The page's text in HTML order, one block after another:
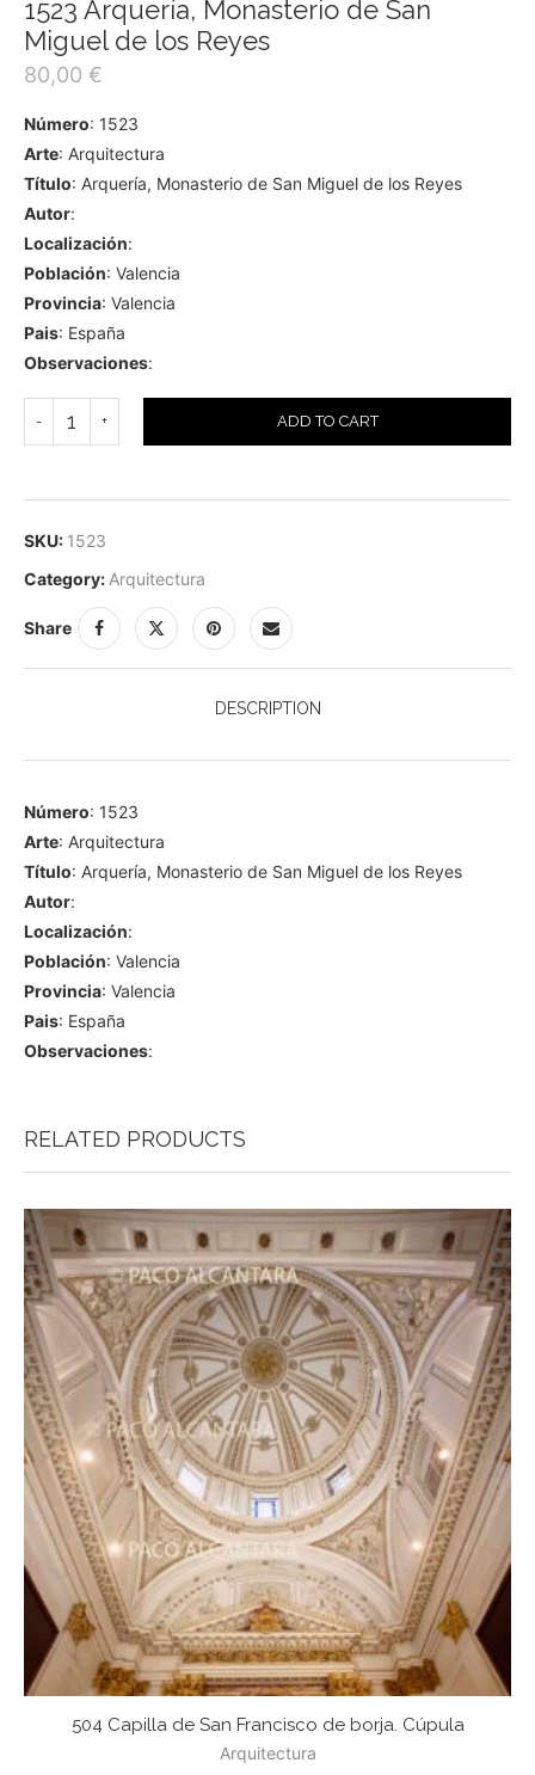
1523 Arquería, Monasterio de San
Miguel de los Reyes
80,00 €
Número: 1523
Arte: Arquitectura
Título: Arquería, Monasterio de San Miguel de los Reyes
Autor:
Localización:
Población: Valencia
Provincia: Valencia
Pais: España
Observaciones:
ADD TO CART
SKU: 1523
Category: Arquitectura
Share
DESCRIPTION
Número: 1523
Arte: Arquitectura
Título: Arquería, Monasterio de San Miguel de los Reyes
Autor:
Localización:
Población: Valencia
Provincia: Valencia
Pais: España
Observaciones:
RELATED PRODUCTS
504 Capilla de San Francisco de borja. Cúpula
Arquitectura